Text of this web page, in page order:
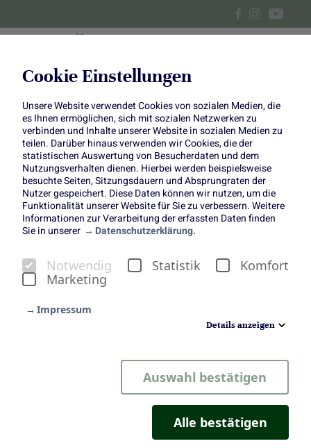
Cookie Einstellungen
Unsere Website verwendet Cookies von sozialen Medien, die
es Ihnen ermöglichen, sich mit sozialen Netzwerken zu
verbinden und Inhalte unserer Website in sozialen Medien zu
teilen. Darüber hinaus verwenden wir Cookies, die der
statistischen Auswertung von Besucherdaten und dem
Nutzungsverhalten dienen. Hierbei werden beispielsweise
besuchte Seiten, Sitzungsdauern und Absprungraten der
Nutzer gespeichert. Diese Daten können wir nutzen, um die
Funktionalität unserer Website für Sie zu verbessern. Weitere
Informationen zur Verarbeitung der erfassten Daten finden
Sie in unserer
Datenschutzerklärung.
Notwendig Statistik
Komfort
Marketing
Impressum
Details anzeigen
Auswahl bestätigen
Alle bestätigen
Alle Beiträge über
Ideenwerkstatt
Fünf Pflanzen, die jeden Garten